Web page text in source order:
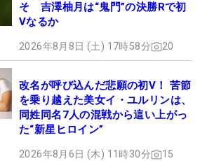
そ 吉澤柚月は“鬼門”の決勝Rで初
Vなるか
2026年8月8日 (土) 17時58分 20
改名が呼び込んだ悲願の初V！ 苦節
を乗り越えた美女イ・ユルリンは、
同姓同名7人の混戦から這い上がっ
た“新星ヒロイン”
2026年8月6日 (木) 11時30分 15